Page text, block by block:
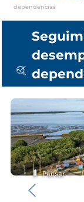
dependencias
‹
Pausar